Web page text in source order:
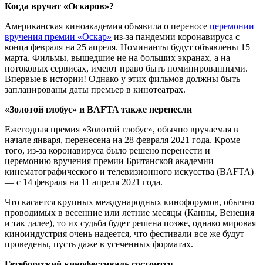
Когда вручат «Оскаров»?
Американская киноакадемия объявила о переносе церемонии
вручения премии «Оскар» из-за пандемии коронавируса с
конца февраля на 25 апреля. Номинанты будут объявлены 15
марта. Фильмы, вышедшие не на больших экранах, а на
потоковых сервисах, имеют право быть номинированными.
Впервые в истории! Однако у этих фильмов должны быть
запланированы даты премьер в кинотеатрах.
«Золотой глобус» и BAFTA также перенесли
Ежегодная премия «Золотой глобус», обычно вручаемая в
начале января, перенесена на 28 февраля 2021 года. Кроме
того, из-за коронавируса было решено перенести и
церемонию вручения премии Британской академии
кинематографического и телевизионного искусства (BAFTA)
— с 14 февраля на 11 апреля 2021 года.
Что касается крупных международных кинофорумов, обычно
проводимых в весенние или летние месяцы (Канны, Венеция
и так далее), то их судьба будет решена позже, однако мировая
киноиндустрия очень надеется, что фестивали все же будут
проведены, пусть даже в усеченных форматах.